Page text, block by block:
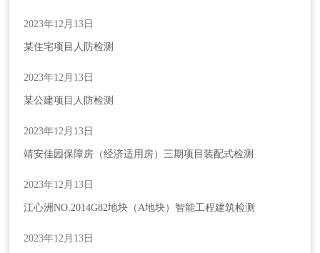
2023年12月13日
某住宅项目人防检测
2023年12月13日
某公建项目人防检测
2023年12月13日
靖安佳园保障房（经济适用房）三期项目装配式检测
2023年12月13日
江心洲NO.2014G82地块（A地块）智能工程建筑检测
2023年12月13日